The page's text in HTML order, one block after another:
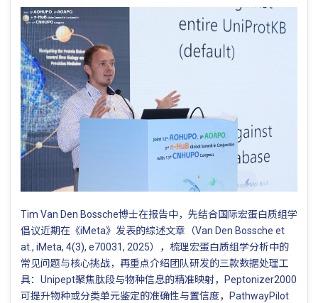
Tim Van Den Bossche博士在报告中，先结合国际宏蛋白质组学
倡议近期在《iMeta》发表的综述文章（Van Den Bossche et
at., iMeta, 4(3), e70031, 2025），梳理宏蛋白质组学分析中的
常见问题与核心挑战，再重点介绍团队研发的三款数据处理工
具：Unipept聚焦肽段与物种信息的精准映射，Peptonizer2000
可提升物种或分类单元鉴定的准确性与置信度，PathwayPilot